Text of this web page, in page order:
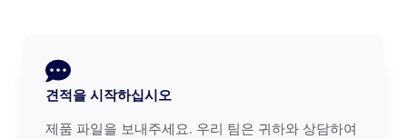
견적을 시작하십시오
제품 파일을 보내주세요. 우리 팀은 귀하와 상담하여